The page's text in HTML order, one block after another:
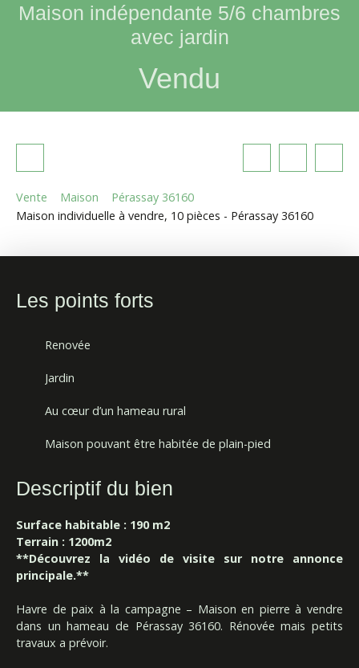
Maison indépendante 5/6 chambres
avec jardin
Vendu
Vente Maison
Pérassay 36160
Maison individuelle à vendre, 10 pièces - Pérassay 36160
Les points forts
Renovée
Jardin
Au cœur d’un hameau rural
Maison pouvant être habitée de plain-pied
Descriptif du bien
Surface habitable : 190 m2
Terrain : 1200m2
**Découvrez la vidéo de visite sur notre annonce
principale.**
Havre de paix à la campagne – Maison en pierre à vendre
dans un hameau de Pérassay 36160. Rénovée mais petits
travaux a prévoir.